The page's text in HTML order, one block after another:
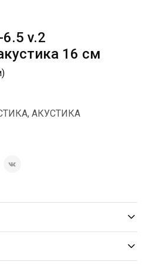
6.5 v.2
16 см
, АКУСТИКА